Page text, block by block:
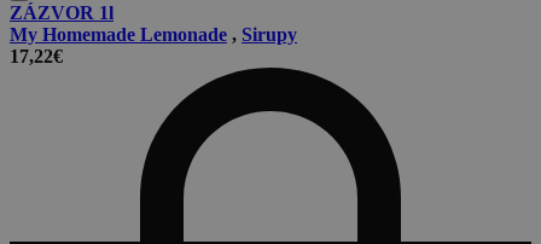
ZÁZVOR 1l
My Homemade Lemonade , Sirupy
17,22€